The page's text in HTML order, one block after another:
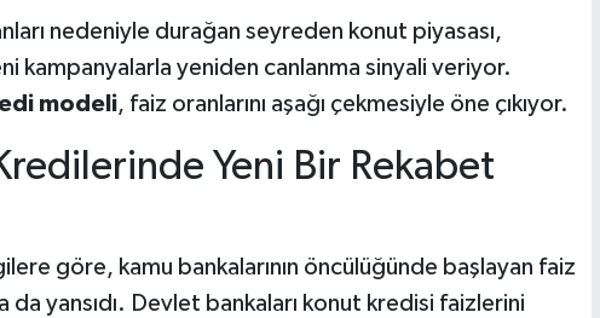
nedeniyle durağan seyreden konut piyasası,
kampanyalarla yeniden canlanma sinyali veriyor.
modeli, faiz oranlarını aşağı çekmesiyle öne çıkıyor.
Yeni Bir Rekabet
göre, kamu bankalarının öncülüğünde başlayan faiz
yansıdı. Devlet bankaları konut kredisi faizlerini